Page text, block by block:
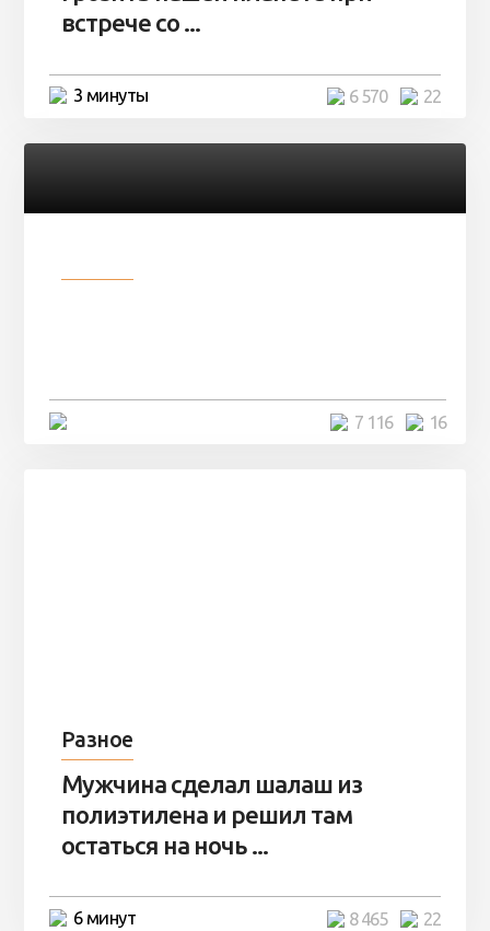
встрече со ...
3 минуты 22
6 570
16
7 116
Разное
Мужчина сделал шалаш из
полиэтилена и решил там
остаться на ночь ...
6 минут 22
8 465